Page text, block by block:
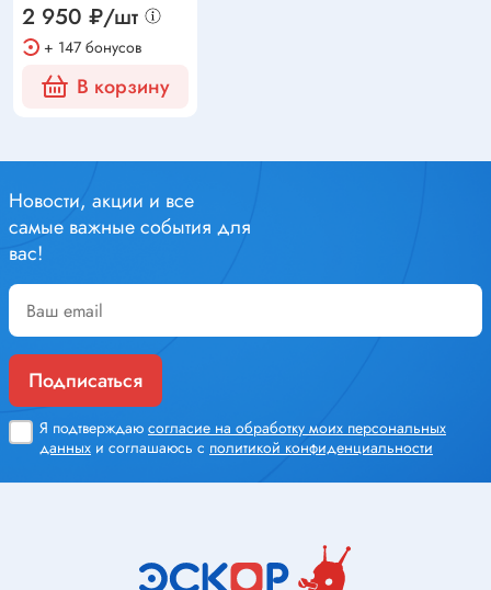
2 950 ₽/шт
+ 147 бонусов
В корзину
Новости, акции и все
самые важные события для
вас!
Подписаться
Я подтверждаю согласие на обработку моих персональных
данных и соглашаюсь с политикой конфиденциальности